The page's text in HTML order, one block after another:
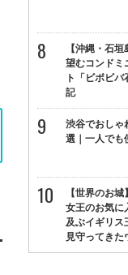
【沖縄・石
望むコンドミ
ト「ビボビ
記
渋谷でおしゃ
選｜一人でも
【世界のお
女王のお気に
及ぶイギリス
見守ってきた